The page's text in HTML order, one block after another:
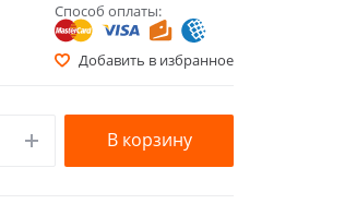
Способ оплаты:
Добавить в избранное
В корзину